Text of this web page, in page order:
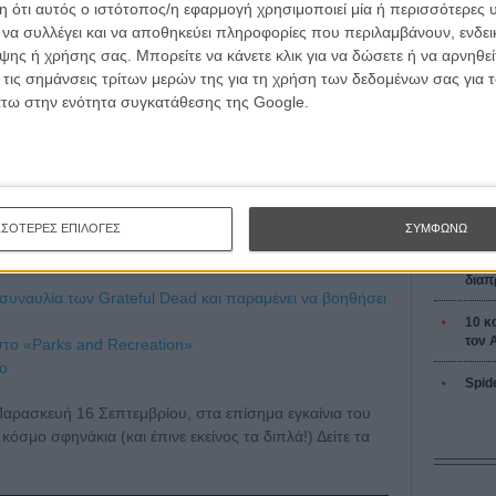
αυτός ο ιστότοπος/η εφαρμογή χρησιμοποιεί μία ή περισσότερες
συλλέγει και να αποθηκεύει πληροφορίες που περιλαμβάνουν,
ή χρήσης σας. Μπορείτε να κάνετε κλικ για να δώσετε ή να
σημάνσεις τρίτων μερών της για τη χρήση των δεδομένων σας
στην ενότητα συγκατάθεσης της Google.
ΕΠΙΛΟΓΕΣ ΣΥΜΦΩΝΩ
γαμπρού και δίνει συμβουλές ζωής
που μόλις αρραβωνιάστηκε
ποπ κορν στους φανς της ομάδας μπέιζμπολ που έχει
των Grateful Dead και παραμένει να βοηθήσει
«Parks and Recreation»
16 Σεπτεμβρίου, στα επίσημα εγκαίνια του
σφηνάκια (και έπινε εκείνος τα διπλά!) Δείτε τα
L’ Affaire
Ζαν-Πολ
Ο
10
τον
ΕΓΓΡΑΦΗ